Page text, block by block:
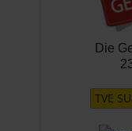
Die
TVE